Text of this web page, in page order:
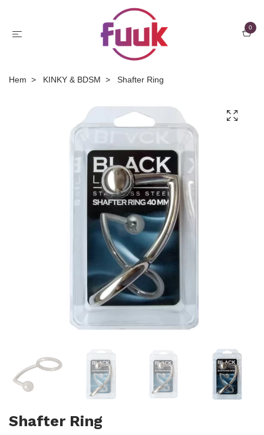
0
Hem KINKY & BDSM Shafter Ring
Shafter Ring